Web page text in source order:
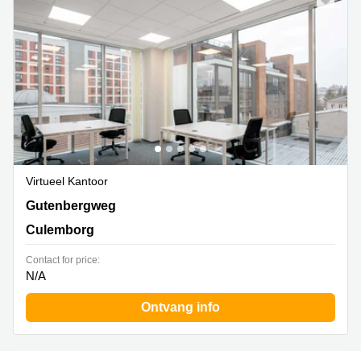
Virtueel Kantoor
Gutenbergweg 1, Culemborg
Gutenbergweg
Culemborg
Contact for price:
N/A
Ontvang info